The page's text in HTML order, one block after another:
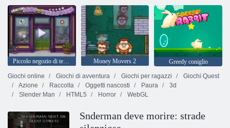
Piccolo negozio di tesori Money Movers 2
Greedy coniglio
Giochi online
Giochi di avventura Giochi per ragazzi
Giochi Quest
Azione
Raccolta Oggetti nascosti Paura
3d
Slender Man
HTML5 Horror WebGL
Snderman deve morire: strade